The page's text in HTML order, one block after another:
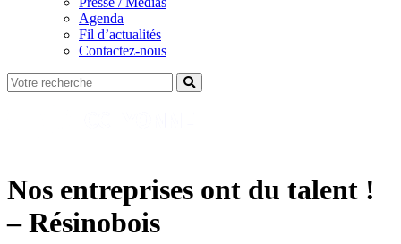
Agenda
Fil d’actualités
Contactez-nous
Nos entreprises ont du talent !
– Résinobois